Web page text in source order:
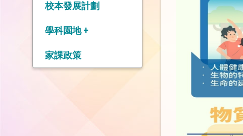
校本發展計劃
學科園地 +
中 文 科
數 學 科
家課政策